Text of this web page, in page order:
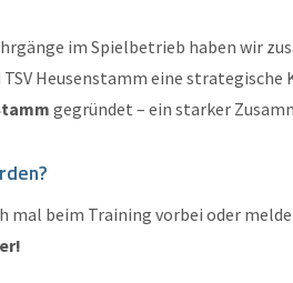
im Spielbetrieb haben wir
Heusenstamm eine
gegründet – ein starker
mal beim Training vorbei oder